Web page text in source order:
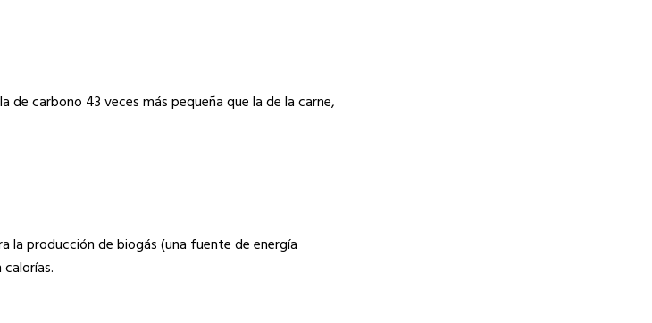
carbono 43 veces más pequeña que la de la carne,
producción de biogás (una fuente de energía